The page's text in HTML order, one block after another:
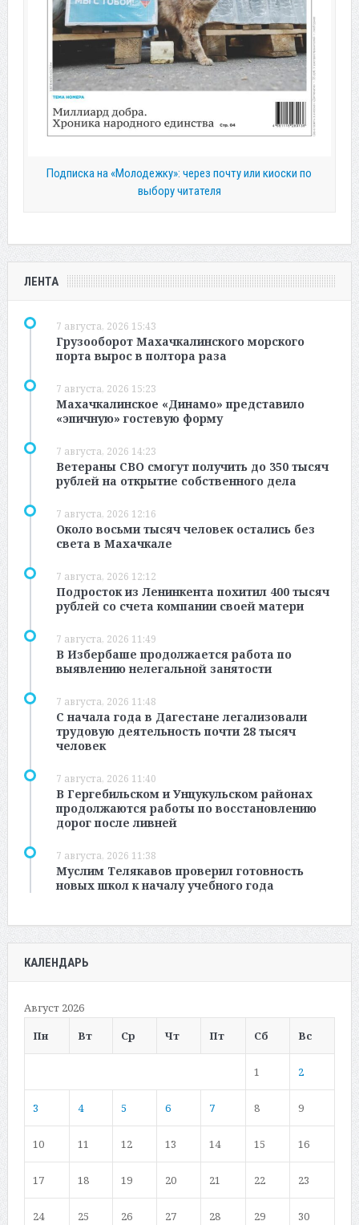
Подписка на «Молодежку»: через почту или киоски по
выбору читателя
ЛЕНТА
7 августа, 2026 15:43
Грузооборот Махачкалинского морского
порта вырос в полтора раза
7 августа, 2026 15:23
Махачкалинское «Динамо» представило
«эпичную» гостевую форму
7 августа, 2026 14:23
Ветераны СВО смогут получить до 350 тысяч
рублей на открытие собственного дела
7 августа, 2026 12:16
Около восьми тысяч человек остались без
света в Махачкале
7 августа, 2026 12:12
Подросток из Ленинкента похитил 400 тысяч
рублей со счета компании своей матери
7 августа, 2026 11:49
В Избербаше продолжается работа по
выявлению нелегальной занятости
7 августа, 2026 11:48
С начала года в Дагестане легализовали
трудовую деятельность почти 28 тысяч
человек
7 августа, 2026 11:40
В Гергебильском и Унцукульском районах
продолжаются работы по восстановлению
дорог после ливней
7 августа, 2026 11:38
Муслим Телякавов проверил готовность
новых школ к началу учебного года
КАЛЕНДАРЬ
Август 2026
Пн
Вт Ср Чт Пт Сб Вс
1 2
3 4 5 6 7 8 9
10 11 12 13 14 15 16
17 18 19 20 21 22 23
24 25 26 27 28 29 30